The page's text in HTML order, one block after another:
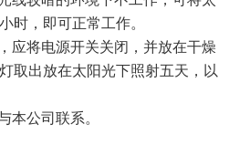
时，即可正常工作。
应将电源开关关闭，并放在干燥
取出放在太阳光下照射五天，以
本公司联系。